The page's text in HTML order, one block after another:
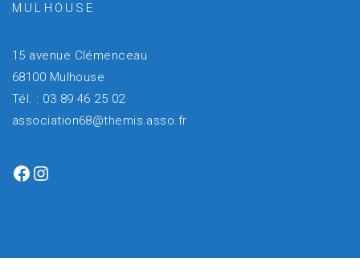
MULHOUSE
15 avenue Clémenceau
68100 Mulhouse
Tél. : 03 89 46 25 02
association68@themis.asso.fr
Facebook
Instagram